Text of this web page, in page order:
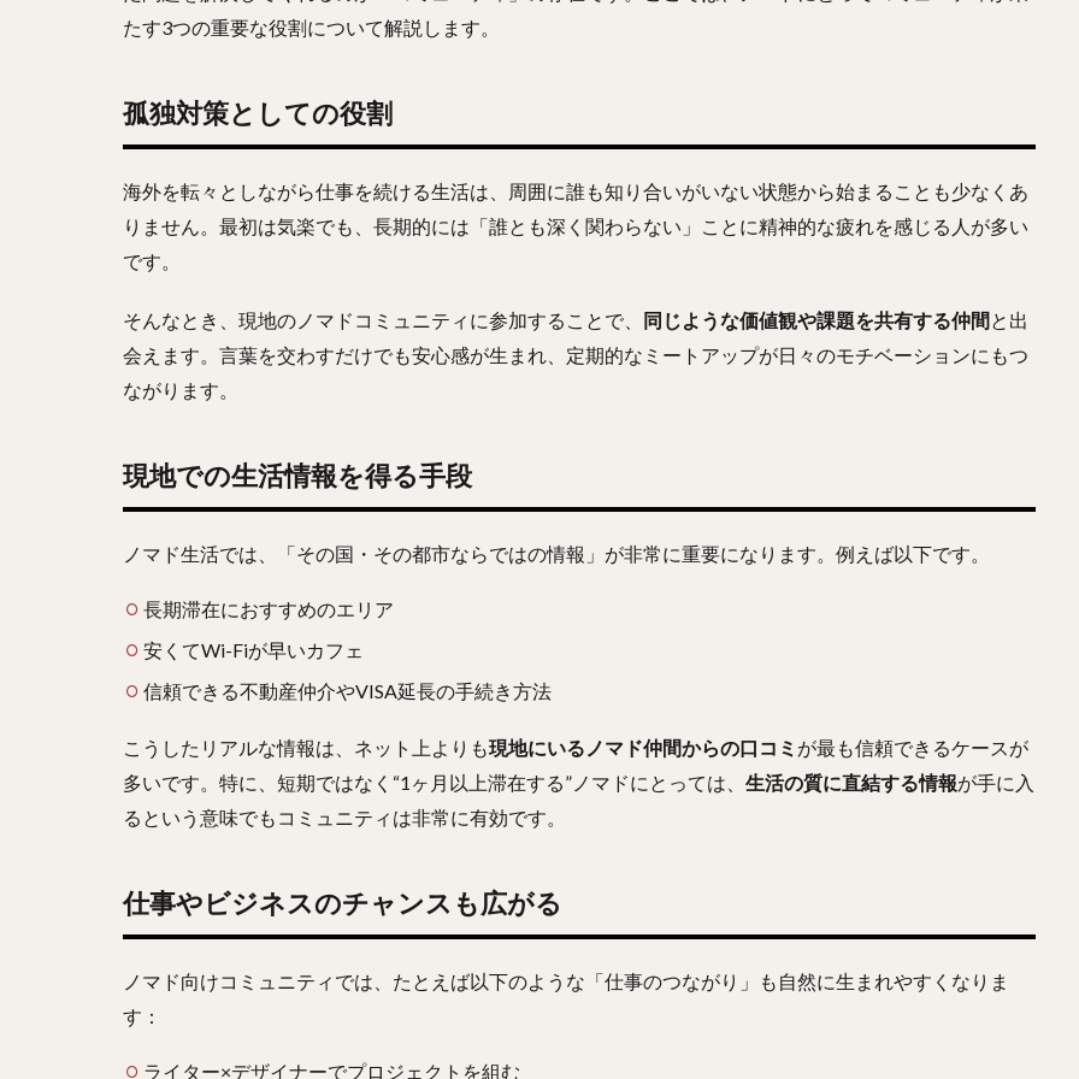
たす3つの重要な役割について解説します。
孤独対策としての役割
海外を転々としながら仕事を続ける生活は、周囲に誰も知り合いがいない状態から始まることも少なくあ
りません。最初は気楽でも、長期的には「誰とも深く関わらない」ことに精神的な疲れを感じる人が多い
です。
そんなとき、現地のノマドコミュニティに参加することで、 同じような価値観や課題を共有する仲間 と出
会えます。言葉を交わすだけでも安心感が生まれ、定期的なミートアップが日々のモチベーションにもつ
ながります。
現地での生活情報を得る手段
ノマド生活では、「その国・その都市ならではの情報」が非常に重要になります。例えば以下です。
長期滞在におすすめのエリア
安くてWi-Fiが早いカフェ
信頼できる不動産仲介やVISA延長の手続き方法
こうしたリアルな情報は、ネット上よりも現地にいるノマド仲間からの口コミ が最も信頼できるケースが
多いです。特に、短期ではなく“1ヶ月以上滞在する”ノマドにとっては、 生活の質に直結する情報が手に入
るという意味でもコミュニティは非常に有効です。
仕事やビジネスのチャンスも広がる
ノマド向けコミュニティでは、たとえば以下のような「仕事のつながり」も自然に生まれやすくなりま
す：
ライター×デザイナーでプロジェクトを組む